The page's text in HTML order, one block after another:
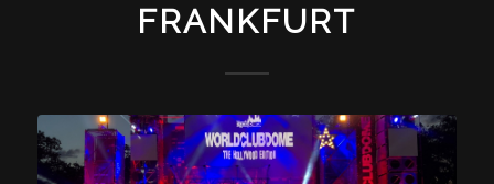
FRANKFURT